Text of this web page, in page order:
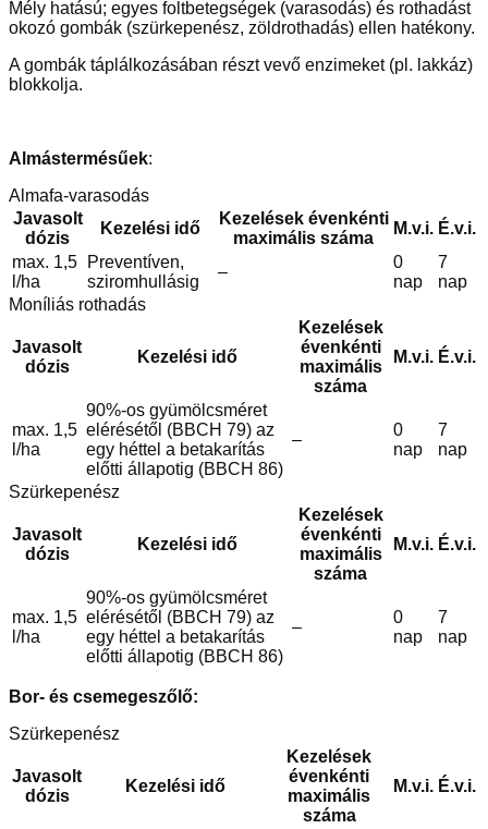
Mély hatású; egyes foltbetegségek (varasodás) és rothadást
okozó gombák (szürkepenész, zöldrothadás) ellen hatékony.
A gombák táplálkozásában részt vevő enzimeket (pl. lakkáz)
blokkolja.
Almástermésűek:
Almafa-varasodás
Javasolt
dózis
Kezelési idő
Kezelések évenkénti
maximális száma
M.v.i. É.v.i.
max. 1,5
l/ha
Preventíven,
sziromhullásig
–
0
nap
7
nap
Moníliás rothadás
Javasolt
dózis
Kezelési idő
Kezelések
évenkénti
maximális
száma
M.v.i. É.v.i.
max. 1,5
l/ha
90%-os gyümölcsméret
elérésétől (BBCH 79) az
egy héttel a betakarítás
előtti állapotig (BBCH 86)
–
0
nap
7
nap
Szürkepenész
Javasolt
dózis
Kezelési idő
Kezelések
évenkénti
maximális
száma
M.v.i. É.v.i.
max. 1,5
l/ha
90%-os gyümölcsméret
elérésétől (BBCH 79) az
egy héttel a betakarítás
előtti állapotig (BBCH 86)
–
0
nap
7
nap
Bor- és csemegeszőlő:
Szürkepenész
Javasolt
dózis
Kezelési idő
Kezelések
évenkénti
maximális
száma
M.v.i. É.v.i.